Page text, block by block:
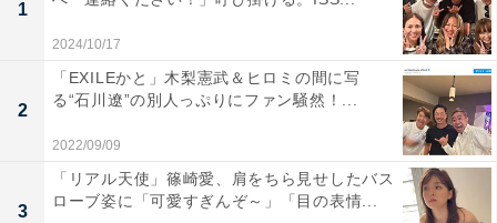
1
2024/10/17
2
「EXILEかと」木梨憲武＆ヒロミの間に写
る“石川遼”の別人っぷりにファン騒然！...
2022/09/09
3
「リアル天使」篠崎愛、肩をちら見せしたバス
ローブ姿に「可愛すぎんぞ～」「目の表情...